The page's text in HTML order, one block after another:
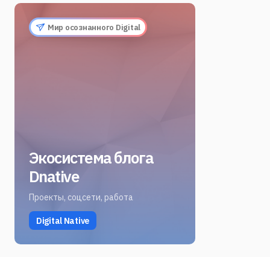
Мир осознанного Digital
Экосистема блога
Dnative
Проекты, соцсети, работа
Digital Native